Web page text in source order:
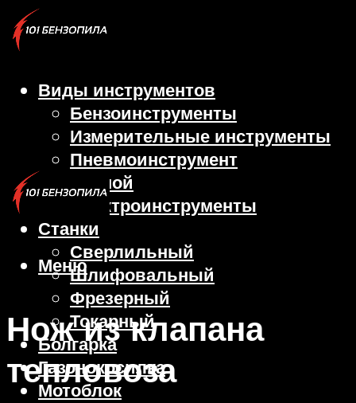
Виды инструментов
Бензоинструменты
Измерительные инструменты
Пневмоинструмент
Ручной
Электроинструменты
Станки
Сверлильный
Шлифовальный
Фрезерный
Токарный
Болгарка
Газонокосилка
Мотоблок
Меню
Нож из клапана
тепловоза